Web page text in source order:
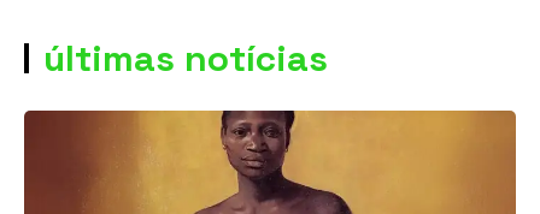
últimas notícias